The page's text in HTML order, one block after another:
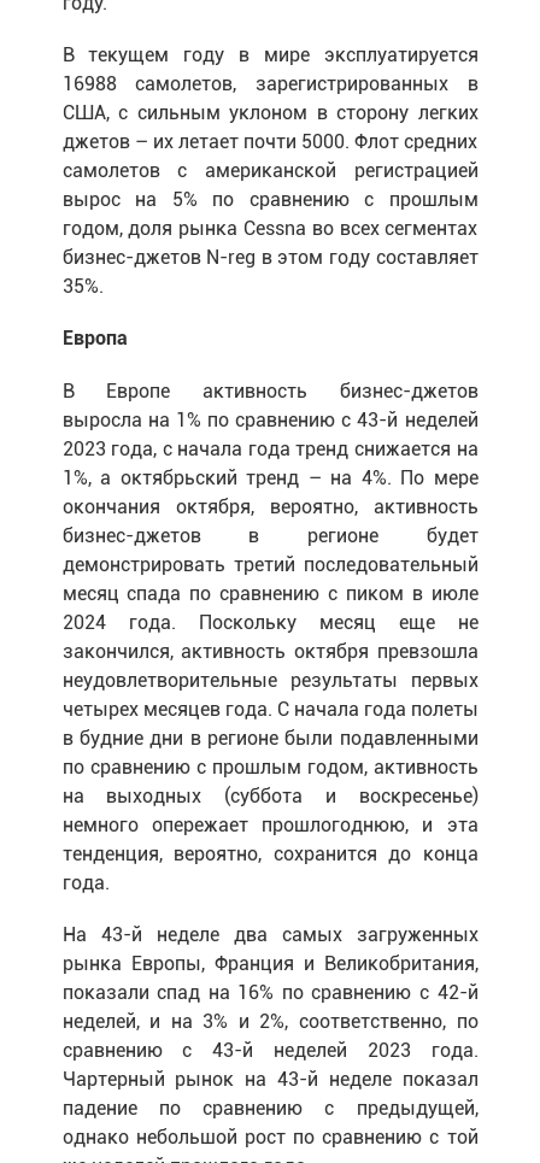
В текущем году в мире эксплуатируется
16988 самолетов, зарегистрированных в
США, с сильным уклоном в сторону легких
джетов – их летает почти 5000. Флот средних
самолетов с американской регистрацией
вырос на 5% по сравнению с прошлым
годом, доля рынка Cessna во всех сегментах
бизнес-джетов N-reg в этом году составляет
35%.
Европа
В Европе активность бизнес-джетов
выросла на 1% по сравнению с 43-й неделей
2023 года, с начала года тренд снижается на
1%, а октябрьский тренд – на 4%. По мере
окончания октября, вероятно, активность
бизнес-джетов в регионе будет
демонстрировать третий последовательный
месяц спада по сравнению с пиком в июле
2024 года. Поскольку месяц еще не
закончился, активность октября превзошла
неудовлетворительные результаты первых
четырех месяцев года. С начала года полеты
в будние дни в регионе были подавленными
по сравнению с прошлым годом, активность
на выходных (суббота и воскресенье)
немного опережает прошлогоднюю, и эта
тенденция, вероятно, сохранится до конца
года.
На 43-й неделе два самых загруженных
рынка Европы, Франция и Великобритания,
показали спад на 16% по сравнению с 42-й
неделей, и на 3% и 2%, соответственно, по
сравнению с 43-й неделей 2023 года.
Чартерный рынок на 43-й неделе показал
падение по сравнению с предыдущей,
однако небольшой рост по сравнению с той